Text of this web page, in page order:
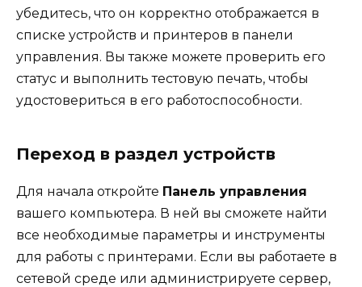
убедитесь, что он корректно отображается в
списке устройств и принтеров в панели
управления. Вы также можете проверить его
статус и выполнить тестовую печать, чтобы
удостовериться в его работоспособности.
Переход в раздел устройств
Для начала откройте Панель управления
вашего компьютера. В ней вы сможете найти
все необходимые параметры и инструменты
для работы с принтерами. Если вы работаете в
сетевой среде или администрируете сервер,